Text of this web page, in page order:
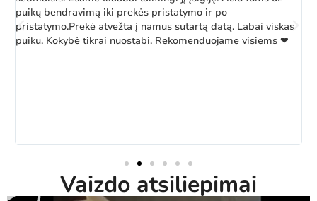
puikų bendravimą iki prekės pristatymo ir po
pristatymo.Prekė atvežta į namus sutartą datą. Labai viskas
puiku. Kokybė tikrai nuostabi. Rekomenduojame visiems ❤
Vaizdo atsiliepimai